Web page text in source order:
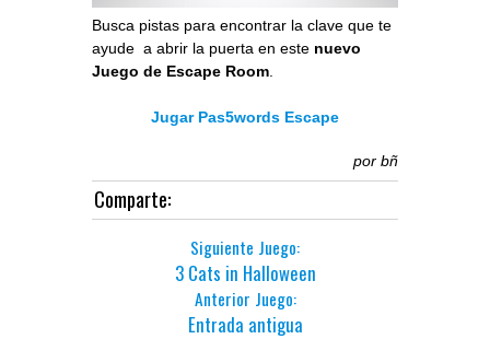
Busca pistas para encontrar la clave que te
ayude a abrir la puerta en este nuevo
Juego de Escape Room
Jugar Pas5words Escape
por bñ
Comparte:
Siguiente Juego:
3 Cats in Halloween
Anterior Juego:
Entrada antigua